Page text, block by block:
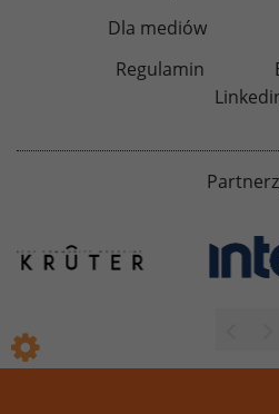
Dla mediów
Regulamin